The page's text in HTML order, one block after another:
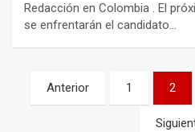
Redacción en Colombia . El
se enfrentarán el candidato…
Paginación
de
Anterior 1 2